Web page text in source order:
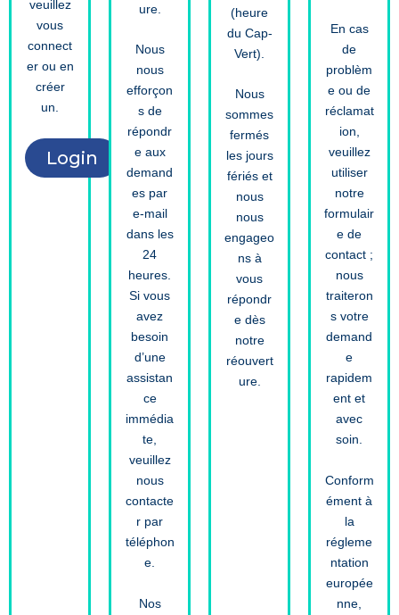
veuillez
vous
connect
er ou en
créer
un.
Login
ure.
Nous
nous
efforçon
s de
répondr
e aux
demand
es par
e-mail
dans les
24
heures.
Si vous
avez
besoin
d’une
assistan
ce
immédia
te,
veuillez
nous
contacte
r par
téléphon
e.
Nos
(heure
du Cap-
Vert).
Nous
sommes
fermés
les jours
fériés et
nous
nous
engageo
ns à
vous
répondr
e dès
notre
réouvert
ure.
En cas
de
problèm
e ou de
réclamat
ion,
veuillez
utiliser
notre
formulair
e de
contact ;
nous
traiteron
s votre
demand
e
rapidem
ent et
avec
soin.
Conform
ément à
la
régleme
ntation
europée
nne,